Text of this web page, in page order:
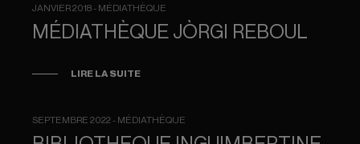
JANVIER 2018 - MÉDIATHÈQUE
MÉDIATHÈQUE JÒRGI REBOUL
LIRE LA SUITE
SEPTEMBRE 2022 - MÉDIATHÈQUE